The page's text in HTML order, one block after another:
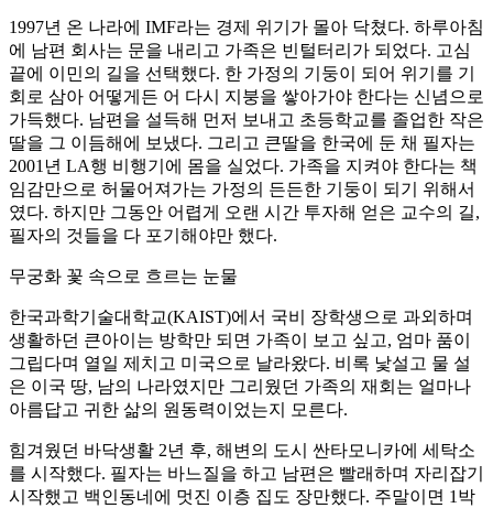
1997년 온 나라에 IMF라는 경제 위기가 몰아 닥쳤다. 하루아침
에 남편 회사는 문을 내리고 가족은 빈털터리가 되었다. 고심
끝에 이민의 길을 선택했다. 한 가정의 기둥이 되어 위기를 기
회로 삼아 어떻게든 어 다시 지붕을 쌓아가야 한다는 신념으로
가득했다. 남편을 설득해 먼저 보내고 초등학교를 졸업한 작은
딸을 그 이듬해에 보냈다. 그리고 큰딸을 한국에 둔 채 필자는
2001년 LA행 비행기에 몸을 실었다. 가족을 지켜야 한다는 책
임감만으로 허물어져가는 가정의 든든한 기둥이 되기 위해서
였다. 하지만 그동안 어렵게 오랜 시간 투자해 얻은 교수의 길,
필자의 것들을 다 포기해야만 했다.
무궁화 꽃 속으로 흐르는 눈물
한국과학기술대학교(KAIST)에서 국비 장학생으로 과외하며
생활하던 큰아이는 방학만 되면 가족이 보고 싶고, 엄마 품이
그립다며 열일 제치고 미국으로 날라왔다. 비록 낯설고 물 설
은 이국 땅, 남의 나라였지만 그리웠던 가족의 재회는 얼마나
아름답고 귀한 삶의 원동력이었는지 모른다.
힘겨웠던 바닥생활 2년 후, 해변의 도시 싼타모니카에 세탁소
를 시작했다. 필자는 바느질을 하고 남편은 빨래하며 자리잡기
시작했고 백인동네에 멋진 이층 집도 장만했다. 주말이면 1박